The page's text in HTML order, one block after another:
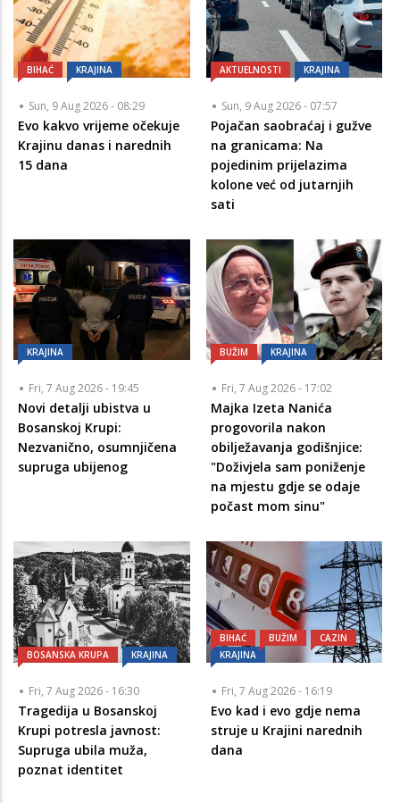
BIHAĆ KRAJINA
Sun, 9 Aug 2026 - 08:29
Evo kakvo vrijeme očekuje
Krajinu danas i narednih
15 dana
AKTUELNOSTI KRAJINA
Sun, 9 Aug 2026 - 07:57
Pojačan saobraćaj i gužve
na granicama: Na
pojedinim prijelazima
kolone već od jutarnjih
sati
KRAJINA
Fri, 7 Aug 2026 - 19:45
Novi detalji ubistva u
Bosanskoj Krupi:
Nezvanično, osumnjičena
supruga ubijenog
BUŽIM KRAJINA
Fri, 7 Aug 2026 - 17:02
Majka Izeta Nanića
progovorila nakon
obilježavanja godišnjice:
"Doživjela sam poniženje
na mjestu gdje se odaje
počast mom sinu"
BOSANSKA KRUPA KRAJINA
Fri, 7 Aug 2026 - 16:30
Tragedija u Bosanskoj
Krupi potresla javnost:
Supruga ubila muža,
poznat identitet
BIHAĆ BUŽIM
CAZIN
KRAJINA
Fri, 7 Aug 2026 - 16:19
Evo kad i evo gdje nema
struje u Krajini narednih
dana